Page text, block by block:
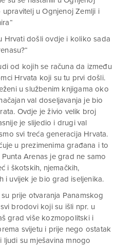
u Ognjenoj Zemlji i
Hrvati došli ovdje i koliko sada
od kojih se računa da između
Hrvata koji su tu prvi došli.
u službenim knjigama oko
val doseljavanja je bio
Ovdje je živio velik broj
je slijedio i drugi val
svi treća generacija Hrvata.
u prezimenima građana i to
Arenas je grad ne samo
i škotskih, njemačkih,
i uvijek je bio grad iseljenika.
prije otvaranja Panamskog
brodovi koji su išli npr. u
grad više kozmopolitski i
svijetu i prije nego ostatak
ljudi su mješavina mnogo